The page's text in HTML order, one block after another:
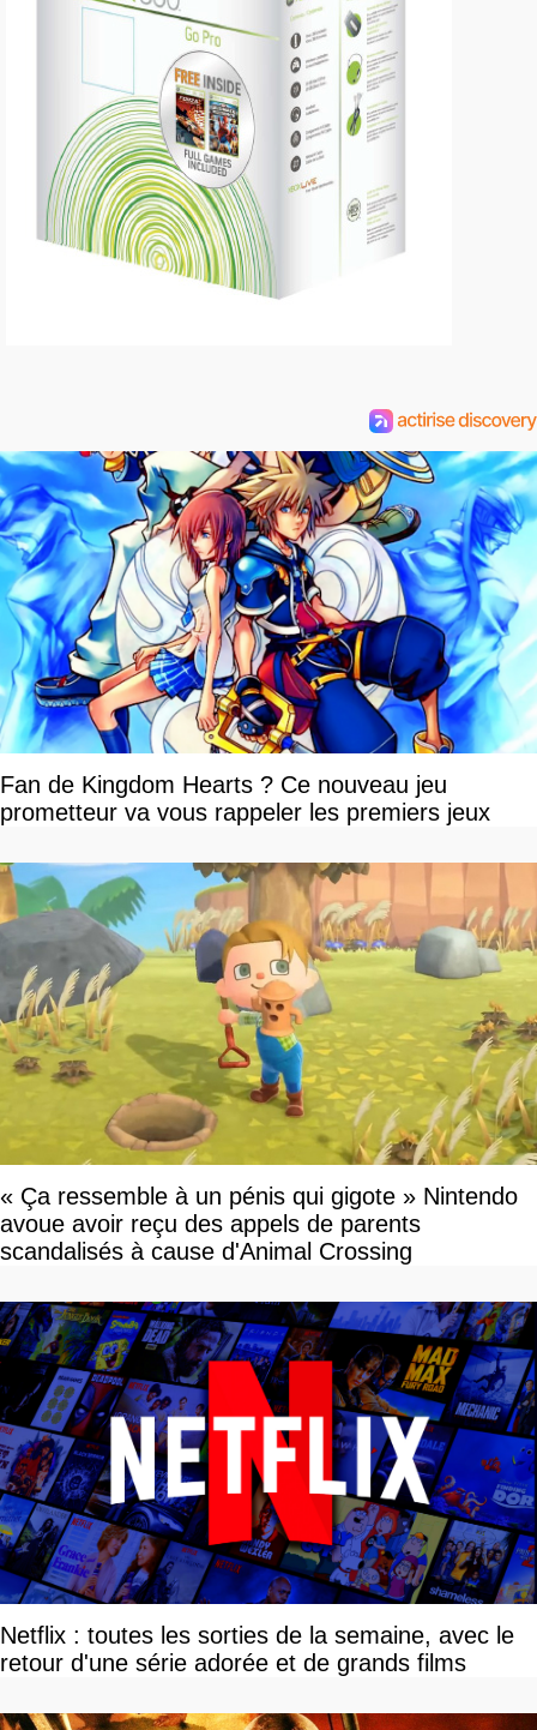
Fan de Kingdom Hearts ? Ce nouveau jeu
prometteur va vous rappeler les premiers jeux
« Ça ressemble à un pénis qui gigote » Nintendo
avoue avoir reçu des appels de parents
scandalisés à cause d'Animal Crossing
Netflix : toutes les sorties de la semaine, avec le
retour d'une série adorée et de grands films